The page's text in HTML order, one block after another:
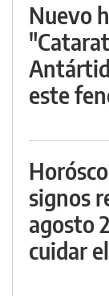
Nuevo
este
signos
agosto
cuidar